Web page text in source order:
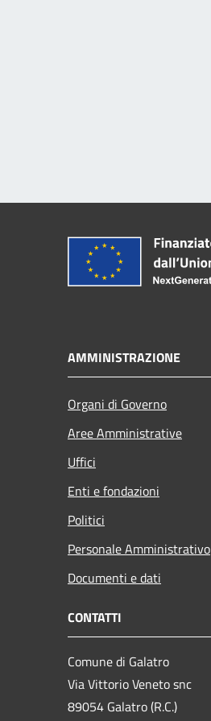
AMMINISTRAZIONE
Organi di Governo
Aree Amministrative
Uffici
Enti e fondazioni
Politici
Personale Amministrativo
Documenti e dati
CONTATTI
Comune di Galatro
Via Vittorio Veneto snc
89054 Galatro (R.C.)